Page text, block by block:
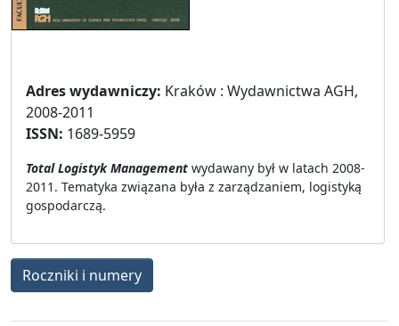
Adres wydawniczy: Kraków : Wydawnictwa AGH,
2008-2011
ISSN: 1689-5959
Total Logistyk Management wydawany był w latach 2008-
2011. Tematyka związana była z zarządzaniem, logistyką
gospodarczą.
Roczniki i numery